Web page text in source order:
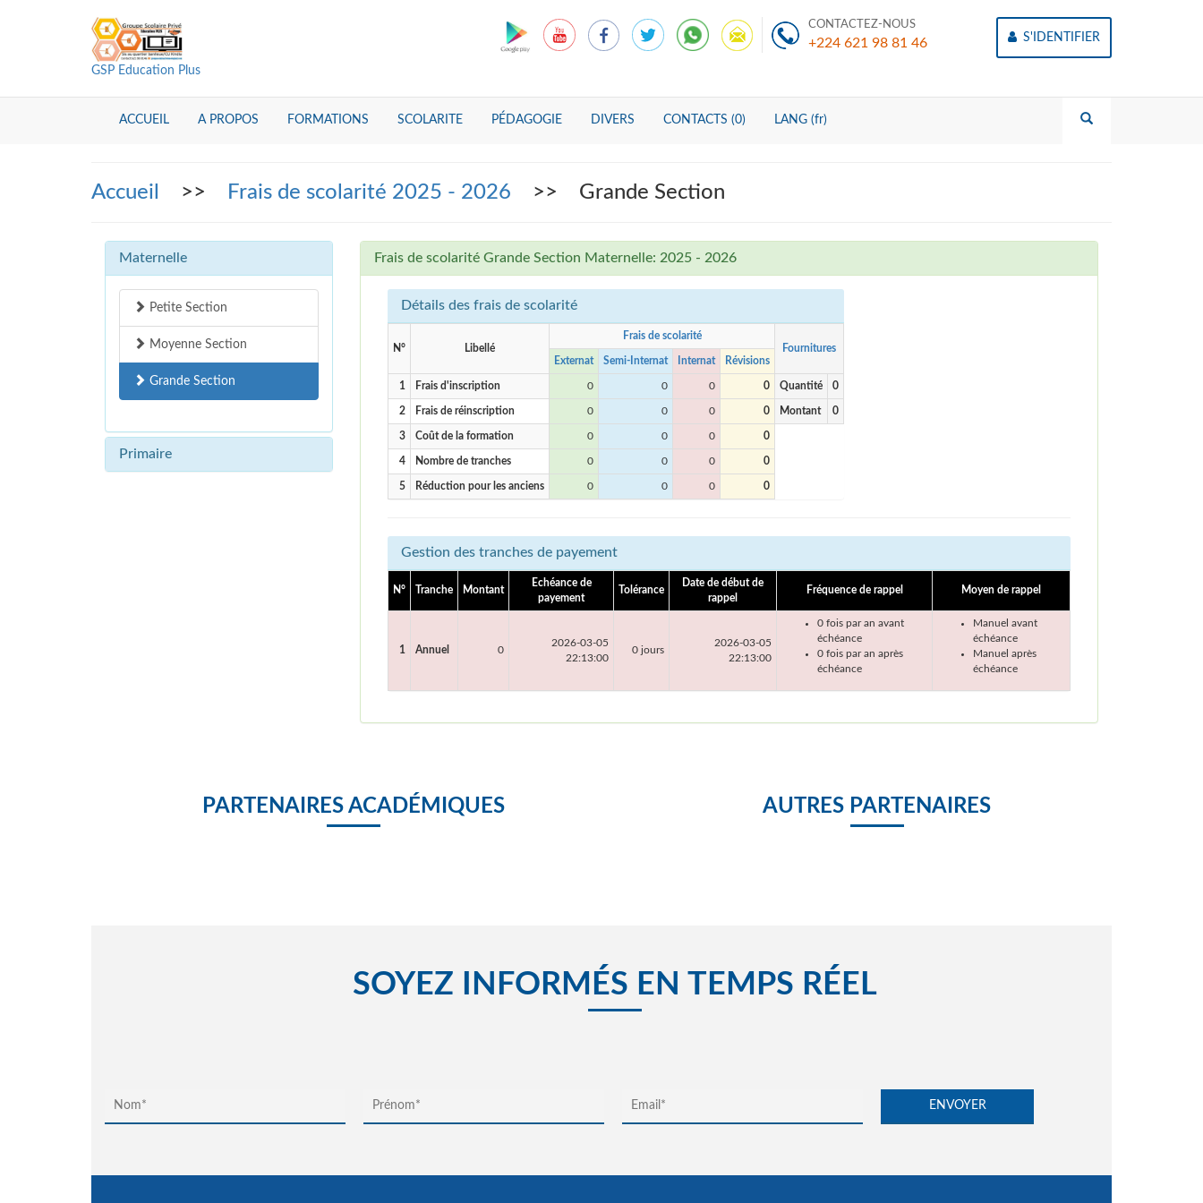
GSP Education Plus
CONTACTEZ-NOUS
+224 621 98 81 46 S'IDENTIFIER
ACCUEIL A PROPOS FORMATIONS SCOLARITE PÉDAGOGIE DIVERS CONTACTS (0) LANG (fr)
Accueil >> Frais de scolarité 2025 - 2026 >> Grande Section
Maternelle
Petite Section
Moyenne Section
Grande Section
Primaire
Frais de scolarité Grande Section Maternelle: 2025 - 2026
Détails des frais de scolarité
N° Libellé
Frais de scolarité
Fournitures
Externat
Semi-Internat Internat Révisions
1 Frais d'inscription 0 0 0 0 Quantité 0
2 Frais de réinscription 0 0 0 0 Montant 0
3 Coût de la formation 0 0 0 0
4 Nombre de tranches 0 0 0 0
5 Réduction pour les anciens 0 0 0 0
Gestion des tranches de payement
N° Tranche Montant
Echéance de
payement
Tolérance
Date de début de
rappel
Fréquence de rappel Moyen de rappel
1 Annuel 0
2026-03-05
22:13:00
0 jours
2026-03-05
22:13:00
0 fois par an avant
échéance
0 fois par an après
échéance
Manuel avant
échéance
Manuel après
échéance
PARTENAIRES ACADÉMIQUES AUTRES PARTENAIRES
SOYEZ INFORMÉS EN TEMPS RÉEL